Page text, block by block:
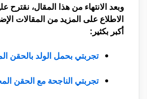
وبعد الانتهاء من هذا المقال، نقترح
الاطلاع على المزيد من المقالات
أكبر بكثير:
تجربتي بحمل الولد بالحقن
تجربتي الناجحة مع الحقن